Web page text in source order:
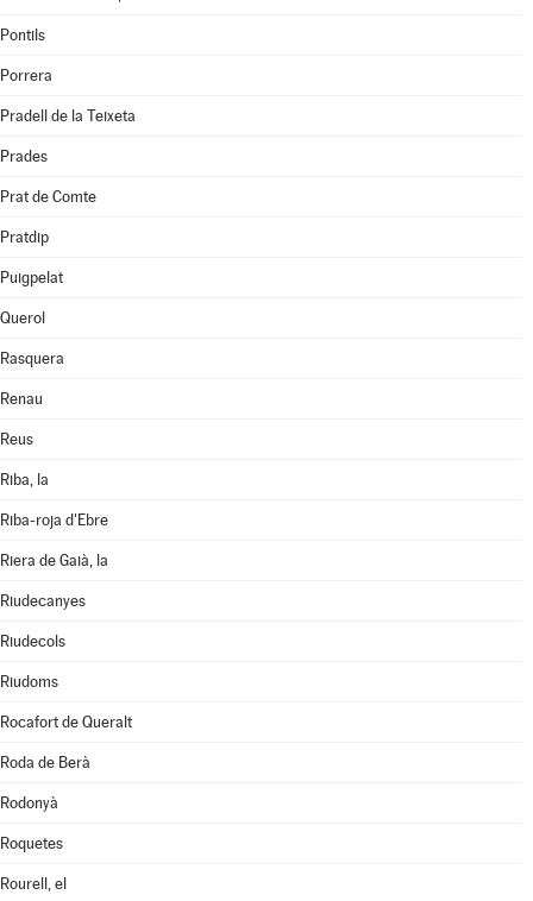
Pontils
Porrera
Pradell de la Teixeta
Prades
Prat de Comte
Pratdip
Puigpelat
Querol
Rasquera
Renau
Reus
Riba, la
Riba-roja d'Ebre
Riera de Gaià, la
Riudecanyes
Riudecols
Riudoms
Rocafort de Queralt
Roda de Berà
Rodonyà
Roquetes
Rourell, el